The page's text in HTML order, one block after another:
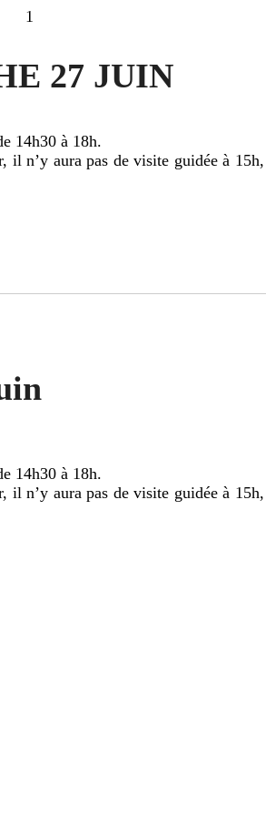
1
27 JUIN
14h30 à 18h.
n’y aura pas de visite guidée à
14h30 à 18h.
n’y aura pas de visite guidée à